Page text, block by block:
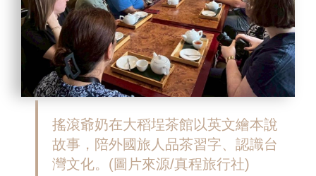
搖滾爺奶在大稻埕茶館以英文繪本說
故事，陪外國旅人品茶習字、認識台
灣文化。(圖片來源/真程旅行社)